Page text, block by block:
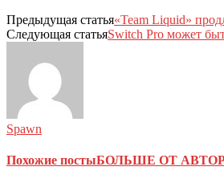
Предыдущая статья«Team Liquid»
Следующая статьяSwitch Pro может
Spawn
Похожие постыБОЛЬШЕ ОТ